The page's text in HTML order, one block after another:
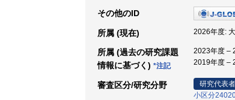
その他のID
所属 (現在) 2026年度:
所属 (過去の研究課題
情報に基づく) *注記
2023年度 –
2019年度 –
審査区分/研究分野
研究代表者
小区分